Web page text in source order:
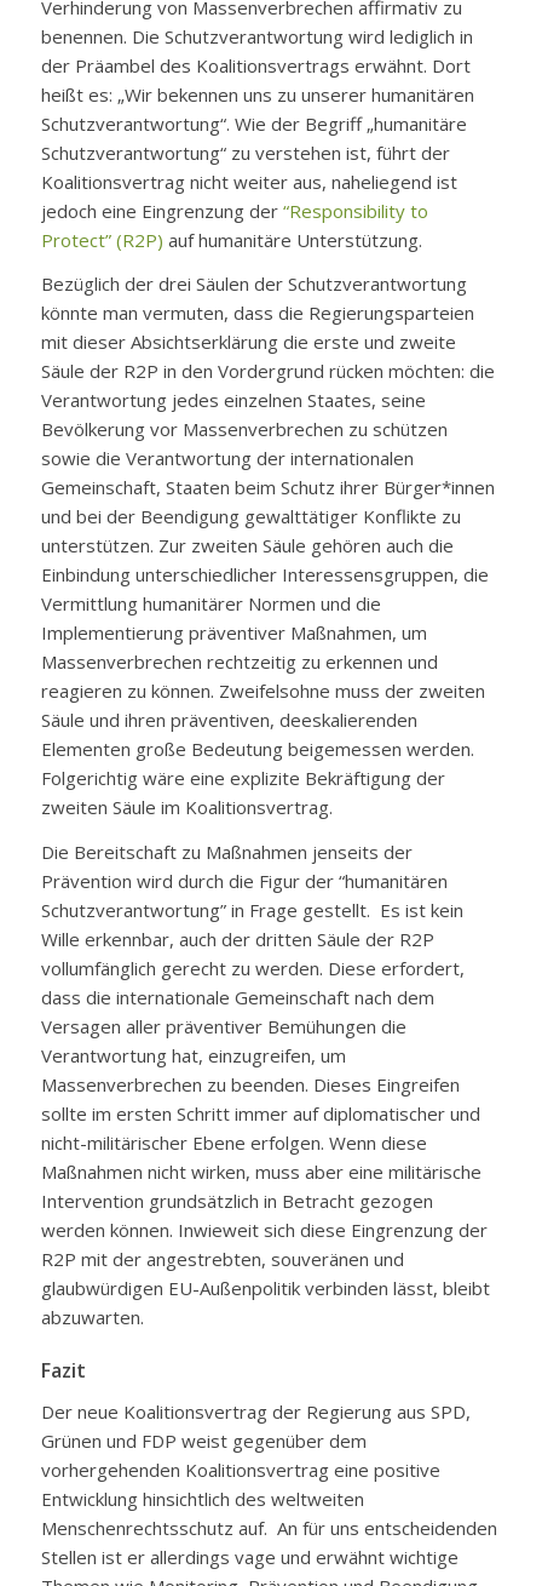
Verhinderung von Massenverbrechen affirmativ zu
benennen. Die Schutzverantwortung wird lediglich in
der Präambel des Koalitionsvertrags erwähnt. Dort
heißt es: „Wir bekennen uns zu unserer humanitären
Schutzverantwortung“. Wie der Begriff „humanitäre
Schutzverantwortung“ zu verstehen ist, führt der
Koalitionsvertrag nicht weiter aus, naheliegend ist
jedoch eine Eingrenzung der “Responsibility to
Protect” (R2P) auf humanitäre Unterstützung.
Bezüglich der drei Säulen der Schutzverantwortung
könnte man vermuten, dass die Regierungsparteien
mit dieser Absichtserklärung die erste und zweite
Säule der R2P in den Vordergrund rücken möchten: die
Verantwortung jedes einzelnen Staates, seine
Bevölkerung vor Massenverbrechen zu schützen
sowie die Verantwortung der internationalen
Gemeinschaft, Staaten beim Schutz ihrer Bürger*innen
und bei der Beendigung gewalttätiger Konflikte zu
unterstützen. Zur zweiten Säule gehören auch die
Einbindung unterschiedlicher Interessensgruppen, die
Vermittlung humanitärer Normen und die
Implementierung präventiver Maßnahmen, um
Massenverbrechen rechtzeitig zu erkennen und
reagieren zu können. Zweifelsohne muss der zweiten
Säule und ihren präventiven, deeskalierenden
Elementen große Bedeutung beigemessen werden.
Folgerichtig wäre eine explizite Bekräftigung der
zweiten Säule im Koalitionsvertrag.
Die Bereitschaft zu Maßnahmen jenseits der
Prävention wird durch die Figur der “humanitären
Schutzverantwortung” in Frage gestellt. Es ist kein
Wille erkennbar, auch der dritten Säule der R2P
vollumfänglich gerecht zu werden. Diese erfordert,
dass die internationale Gemeinschaft nach dem
Versagen aller präventiver Bemühungen die
Verantwortung hat, einzugreifen, um
Massenverbrechen zu beenden. Dieses Eingreifen
sollte im ersten Schritt immer auf diplomatischer und
nicht-militärischer Ebene erfolgen. Wenn diese
Maßnahmen nicht wirken, muss aber eine militärische
Intervention grundsätzlich in Betracht gezogen
werden können. Inwieweit sich diese Eingrenzung der
R2P mit der angestrebten, souveränen und
glaubwürdigen EU-Außenpolitik verbinden lässt, bleibt
abzuwarten.
Fazit
Der neue Koalitionsvertrag der Regierung aus SPD,
Grünen und FDP weist gegenüber dem
vorhergehenden Koalitionsvertrag eine positive
Entwicklung hinsichtlich des weltweiten
Menschenrechtsschutz auf. An für uns entscheidenden
Stellen ist er allerdings vage und erwähnt wichtige